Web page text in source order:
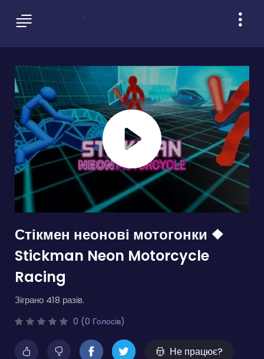
Стікмен неонові мотогонки ❖
Stickman Neon Motorcycle
Racing
Зіграно 418 разів.
0 (0 Голосів)
Не працює?